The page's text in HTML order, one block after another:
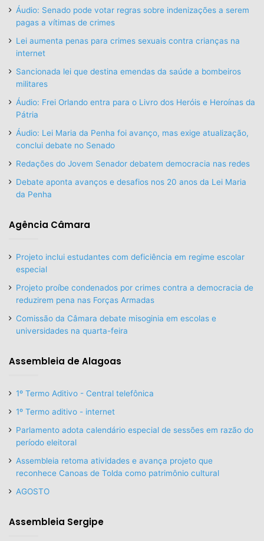
Áudio: Senado pode votar regras sobre indenizações a serem
pagas a vítimas de crimes
Lei aumenta penas para crimes sexuais contra crianças na
internet
Sancionada lei que destina emendas da saúde a bombeiros
militares
Áudio: Frei Orlando entra para o Livro dos Heróis e Heroínas da
Pátria
Áudio: Lei Maria da Penha foi avanço, mas exige atualização,
conclui debate no Senado
Redações do Jovem Senador debatem democracia nas redes
Debate aponta avanços e desafios nos 20 anos da Lei Maria
da Penha
Agência Câmara
Projeto inclui estudantes com deficiência em regime escolar
especial
Projeto proíbe condenados por crimes contra a democracia de
reduzirem pena nas Forças Armadas
Comissão da Câmara debate misoginia em escolas e
universidades na quarta-feira
Assembleia de Alagoas
1º Termo Aditivo - Central telefônica
1º Termo aditivo - internet
Parlamento adota calendário especial de sessões em razão do
período eleitoral
Assembleia retoma atividades e avança projeto que
reconhece Canoas de Tolda como patrimônio cultural
AGOSTO
Assembleia Sergipe